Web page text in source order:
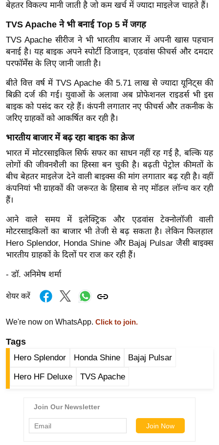
ड
हॉ
ली
वु
ड
ल्म
स
मी
B
r
e
a
k
i
n
g
N
e
w
ला
फ
इ
ल
टे
बेहतर विकल्प मानी जाती है जो कम खर्च में ज्यादा माइलेज चाहते हैं।
TVS Apache ने भी बनाई Top 5 में जगह
TVS Apache सीरीज ने भी भारतीय बाजार में अपनी खास पहचान
बनाई है। यह बाइक अपने स्पोर्टी डिजाइन, एडवांस फीचर्स और दमदार
परफॉर्मेंस के लिए जानी जाती है।
बीते वित्त वर्ष में TVS Apache की 5.71 लाख से ज्यादा यूनिट्स की
बिक्री दर्ज की गई। युवाओं के अलावा अब प्रोफेशनल राइडर्स भी इस
बाइक को पसंद कर रहे हैं। कंपनी लगातार नए फीचर्स और तकनीक के
जरिए ग्राहकों को आकर्षित कर रही है।
भारतीय बाजार में बढ़ रहा बाइक का क्रेज
भारत में मोटरसाइकिल सिर्फ सफर का साधन नहीं रह गई है, बल्कि यह
लोगों की जीवनशैली का हिस्सा बन चुकी है। बढ़ती पेट्रोल कीमतों के
बीच बेहतर माइलेज देने वाली बाइक्स की मांग लगातार बढ़ रही है। वहीं
कंपनियां भी ग्राहकों की जरूरत के हिसाब से नए मॉडल लॉन्च कर रही
हैं।
आने वाले समय में इलेक्ट्रिक और एडवांस टेक्नोलॉजी वाली
मोटरसाइकिलों का बाजार भी तेजी से बढ़ सकता है। लेकिन फिलहाल
Hero Splendor, Honda Shine और Bajaj Pulsar जैसी बाइक्स
भारतीय ग्राहकों के दिलों पर राज कर रही हैं।
- डॉ. अनिमेष शर्मा
शेयर करें
We're now on WhatsApp. Click to join.
Tags
Hero Splendor Honda Shine Bajaj Pulsar
Hero HF Deluxe TVS Apache